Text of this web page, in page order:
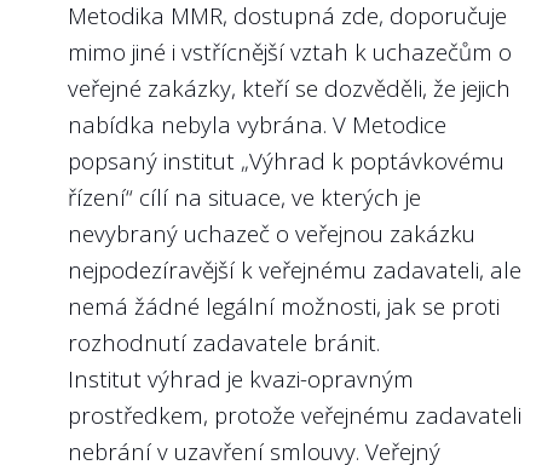
výkon managementu státní firmy?
Obzvláště v situaci, kdy u státních firem
nebývá zisk zdaleka jediným ukazatelem
výkonnosti managementu, protože státní
firmy naplňují i různé strategické zájmy
státu. Vlastník (stát) musí managementům
státních firem dávat konkrétní, měřitelné a
ambiciózní cíle, aby byl veřejný majetek
spravován maximálně efektivně.
Nejlépe to dělají v/ve:
Českých drahách, a.s.
povinnost zveřejnit i další svá angažmá v
jiných právnických osobách. Z našeho
pohledu jde o standard, který by měl být
následován i u státních firem. Není třeba
jakékoli angažování manažerů státních
firem omezovat nad rámec zákona o
obchodních korporacích, ale protože
přeneseně manažeři nakládají se státními
prostředky, měla by veřejnost mít
informace i o takových angažmá
manažerů, která se neevidují ani ve
veřejných rejstřících – např. majetkové
Metodika MMR, dostupná zde, doporučuje
mimo jiné i vstřícnější vztah k uchazečům o
veřejné zakázky, kteří se dozvěděli, že jejich
nabídka nebyla vybrána. V Metodice
popsaný institut „Výhrad k poptávkovému
řízení“ cílí na situace, ve kterých je
nevybraný uchazeč o veřejnou zakázku
nejpodezíravější k veřejnému zadavateli, ale
nemá žádné legální možnosti, jak se proti
rozhodnutí zadavatele bránit.
Institut výhrad je kvazi-opravným
prostředkem, protože veřejnému zadavateli
nebrání v uzavření smlouvy. Veřejný